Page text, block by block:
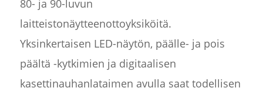
80- ja 90-luvun
laitteistonäytteenottoyksiköitä.
Yksinkertaisen LED-näytön, päälle- ja pois
päältä -kytkimien ja digitaalisen
kasettinauhanlataimen avulla saat todellisen